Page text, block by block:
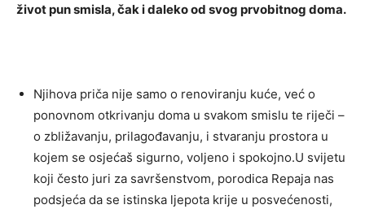
život pun smisla, čak i daleko od svog prvobitnog doma.
Njihova priča nije samo o renoviranju kuće, već o
ponovnom otkrivanju doma u svakom smislu te riječi –
o zbližavanju, prilagođavanju, i stvaranju prostora u
kojem se osjećaš sigurno, voljeno i spokojno.U svijetu
koji često juri za savršenstvom, porodica Repaja nas
podsjeća da se istinska ljepota krije u posvećenosti,